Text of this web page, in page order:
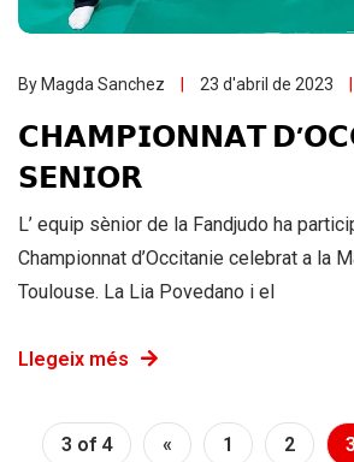
By Magda Sanchez 23 d'abril de 2023
𝗖𝗛𝗔𝗠𝗣𝗜𝗢𝗡𝗡𝗔𝗧
𝗦𝗘𝗡𝗜𝗢𝗥
L’ equip sènior de la Fandjudo ha
Championnat d’Occitanie celebrat a la
Toulouse. La Lia Povedano i el
Llegeix més
3 of 4 « 1 2 3